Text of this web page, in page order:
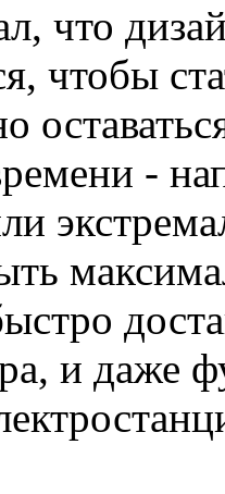
что
чтобы
-
и даже